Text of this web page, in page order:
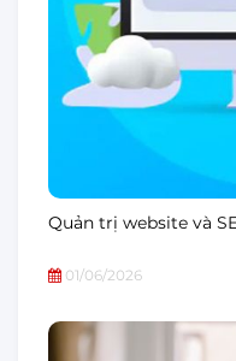
Quản trị website và
01/06/2026